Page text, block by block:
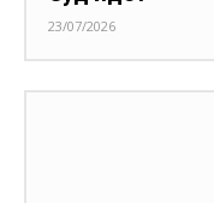
23/07/2026